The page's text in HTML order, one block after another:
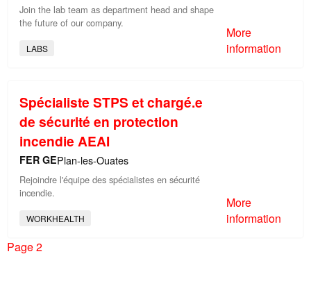
Join the lab team as department head and shape
the future of our company.
LABS
More
information
Spécialiste STPS et chargé.e
de sécurité en protection
incendie AEAI
FER GEPlan-les-Ouates
Rejoindre l'équipe des spécialistes en sécurité
incendie.
WORKHEALTH
More
information
Page 2